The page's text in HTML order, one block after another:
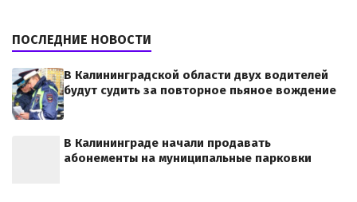
ПОСЛЕДНИЕ НОВОСТИ
В Калининградской области двух водителей
будут судить за повторное пьяное вождение
В Калининграде начали продавать
абонементы на муниципальные парковки